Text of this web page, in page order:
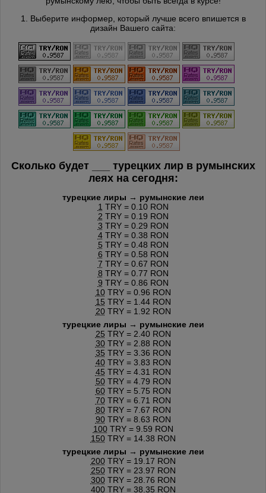
1. Выберите информер, который лучше всего впишется в
дизайн Вашего сайта:
Сколько будет
турецких лир в румынских
леях на сегодня:
турецкие лиры → румынские леи
1 TRY = 0.10 RON
2 TRY = 0.19 RON
3 TRY = 0.29 RON
4TRY = 0.38 RON
5 TRY = 0.48 RON
6 TRY = 0.58 RON
7 TRY = 0.67 RON
8 TRY = 0.77 RON
9 TRY = 0.86 RON
10TRY = 0.96 RON
15 TRY = 1.44 RON
20TRY = 1.92 RON
турецкие лиры → румынские леи
25 TRY = 2.40 RON
30TRY = 2.88 RON
35 TRY = 3.36 RON
40TRY = 3.83 RON
45 TRY = 4.31 RON
50TRY = 4.79 RON
60TRY = 5.75 RON
70TRY = 6.71 RON
80TRY = 7.67 RON
90TRY = 8.63 RON
100TRY = 9.59 RON
150TRY = 14.38 RON
турецкие лиры → румынские леи
200TRY = 19.17 RON
250TRY = 23.97 RON
300TRY = 28.76 RON
400TRY = 38.35 RON